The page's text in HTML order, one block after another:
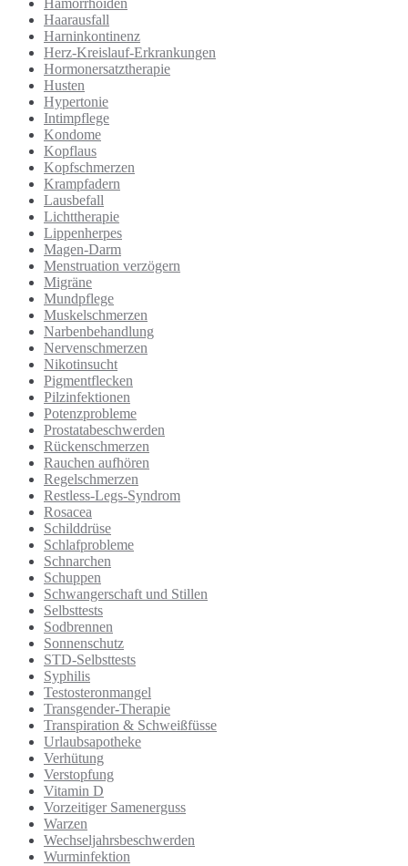
Hämorrhoiden
Haarausfall
Harninkontinenz
Herz-Kreislauf-Erkrankungen
Hormonersatztherapie
Husten
Hypertonie
Intimpflege
Kondome
Kopflaus
Kopfschmerzen
Krampfadern
Lausbefall
Lichttherapie
Lippenherpes
Magen-Darm
Menstruation verzögern
Migräne
Mundpflege
Muskelschmerzen
Narbenbehandlung
Nervenschmerzen
Nikotinsucht
Pigmentflecken
Pilzinfektionen
Potenzprobleme
Prostatabeschwerden
Rückenschmerzen
Rauchen aufhören
Regelschmerzen
Restless-Legs-Syndrom
Rosacea
Schilddrüse
Schlafprobleme
Schnarchen
Schuppen
Schwangerschaft und Stillen
Selbsttests
Sodbrennen
Sonnenschutz
STD-Selbsttests
Syphilis
Testosteronmangel
Transgender-Therapie
Transpiration & Schweißfüsse
Urlaubsapotheke
Verhütung
Verstopfung
Vitamin D
Vorzeitiger Samenerguss
Warzen
Wechseljahrsbeschwerden
Wurminfektion